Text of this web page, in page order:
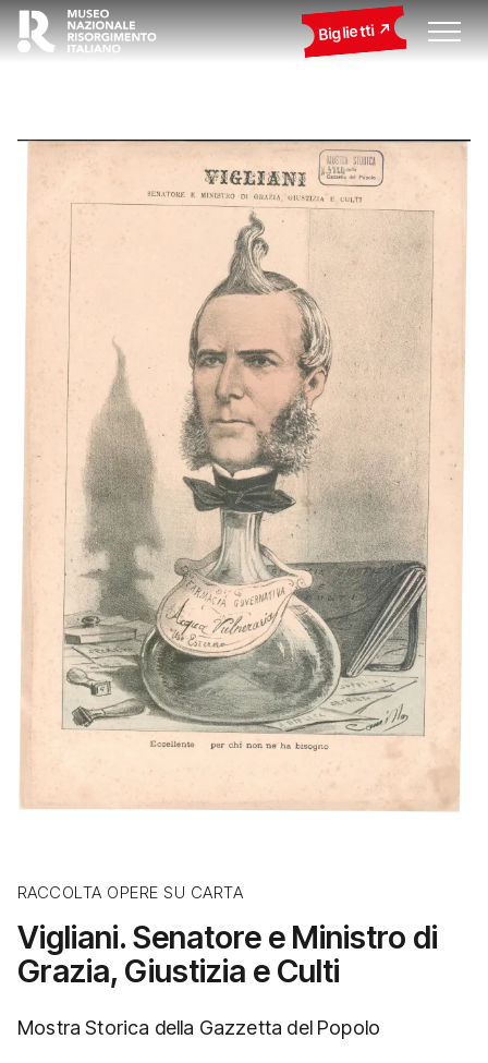
Biglietti
RACCOLTA OPERE SU CARTA
Vigliani. Senatore e Ministro di
Grazia, Giustizia e Culti
Mostra Storica della Gazzetta del Popolo